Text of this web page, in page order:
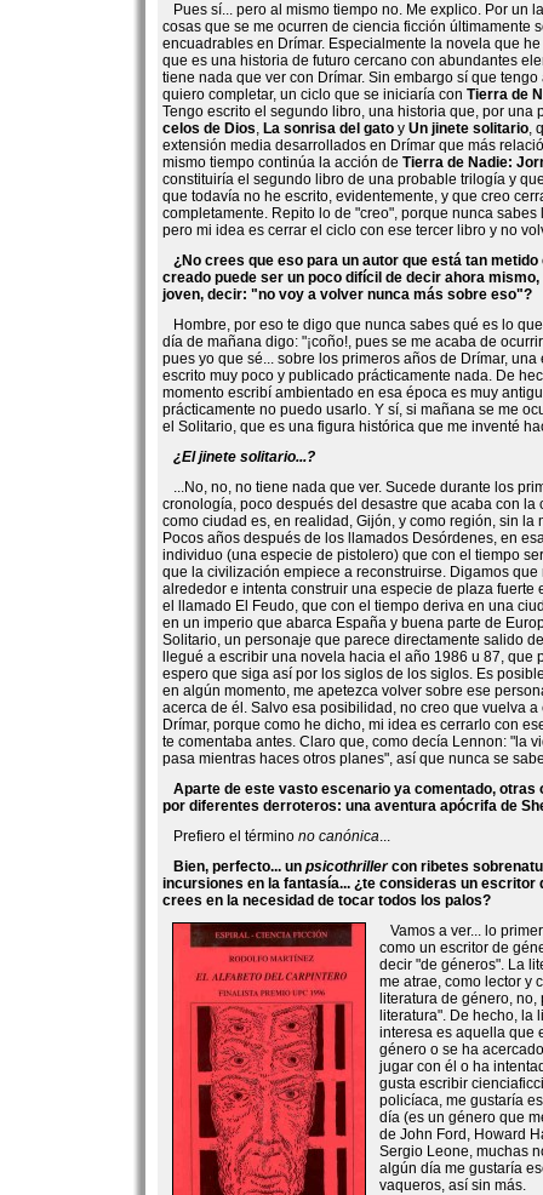
Pues sí... pero al mismo tiempo no. Me explico. Por un
cosas que se me ocurren de ciencia ficción últimamente
encuadrables en Drímar. Especialmente la novela que
que es una historia de futuro cercano con abundantes
tiene nada que ver con Drímar. Sin embargo sí que
quiero completar, un ciclo que se iniciaría con Tierra de
Tengo escrito el segundo libro, una historia que, por una
celos de Dios, La sonrisa del gato y Un jinete solitario,
extensión media desarrollados en Drímar que más
mismo tiempo continúa la acción de Tierra de Nadie:
constituiría el segundo libro de una probable trilogía y
que todavía no he escrito, evidentemente, y que creo
completamente. Repito lo de "creo", porque nunca sabes
pero mi idea es cerrar el ciclo con ese tercer libro y no
¿No crees que eso para un autor que está tan
creado puede ser un poco difícil de decir ahora
joven, decir: "no voy a volver nunca más sobre eso"?
Hombre, por eso te digo que nunca sabes qué es lo
día de mañana digo: "¡coño!, pues se me acaba de
pues yo que sé... sobre los primeros años de Drímar,
escrito muy poco y publicado prácticamente nada. De
momento escribí ambientado en esa época es muy
prácticamente no puedo usarlo. Y sí, si mañana se me
el Solitario, que es una figura histórica que me inventé
¿El jinete solitario...?
...No, no, no tiene nada que ver. Sucede durante los
cronología, poco después del desastre que acaba con la
como ciudad es, en realidad, Gijón, y como región, sin la
Pocos años después de los llamados Desórdenes, en
individuo (una especie de pistolero) que con el tiempo
que la civilización empiece a reconstruirse. Digamos
alrededor e intenta construir una especie de plaza fuerte
el llamado El Feudo, que con el tiempo deriva en una
en un imperio que abarca España y buena parte de
Solitario, un personaje que parece directamente salido
llegué a escribir una novela hacia el año 1986 u 87, que
espero que siga así por los siglos de los siglos. Es
en algún momento, me apetezca volver sobre ese
acerca de él. Salvo esa posibilidad, no creo que vuelva
Drímar, porque como he dicho, mi idea es cerrarlo con
te comentaba antes. Claro que, como decía Lennon: "la
pasa mientras haces otros planes", así que nunca se
Aparte de este vasto escenario ya comentado,
por diferentes derroteros: una aventura apócrifa de
Prefiero el término no canónica...
Bien, perfecto... un psicothrillercon ribetes
incursiones en la fantasía... ¿te consideras un escritor
crees en la necesidad de tocar todos los palos?
Vamos a ver... lo
como un escritor de
decir "de géneros". La
me atrae, como lector y
literatura de género,
literatura". De hecho, la
interesa es aquella que
género o se ha
jugar con él o ha
gusta escribir
policíaca, me gustaría
día (es un género que
de John Ford, Howard
Sergio Leone, muchas
algún día me gustaría
vaqueros, así sin más.